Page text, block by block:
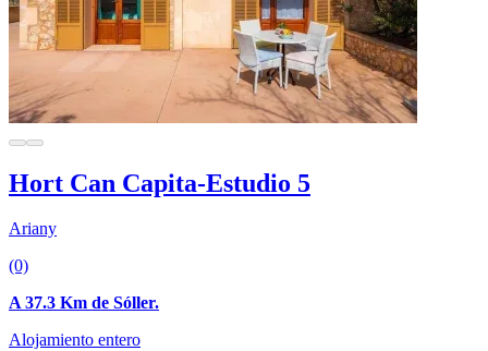
Hort Can Capita-Estudio 5
Ariany
(0)
A 37.3 Km de Sóller.
Alojamiento entero